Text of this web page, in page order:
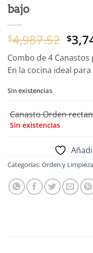
bajo
$4,987.52 El
era:
$
Combo de 4
En la cocina ideal
Sin existencias
Canasto Orden
Sin existencias
Categorías:Orden y Limpieza